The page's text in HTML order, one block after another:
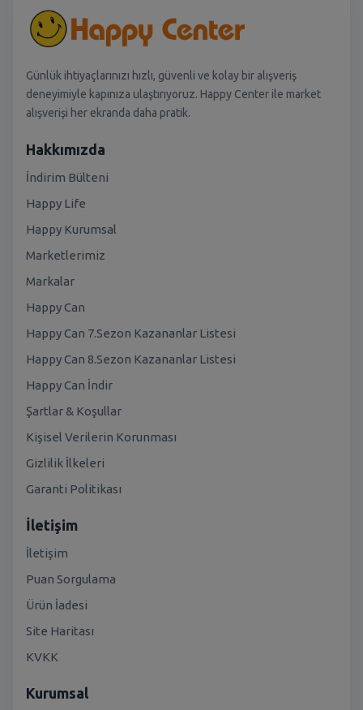
Günlük ihtiyaçlarınızı hızlı, güvenli ve kolay bir alışveriş
deneyimiyle kapınıza ulaştırıyoruz. Happy Center ile market
alışverişi her ekranda daha pratik.
Hakkımızda
İndirim Bülteni
Happy Life
Happy Kurumsal
Marketlerimiz
Markalar
Happy Can
Happy Can 7.Sezon Kazananlar Listesi
Happy Can 8.Sezon Kazananlar Listesi
Happy Can İndir
Şartlar & Koşullar
Kişisel Verilerin Korunması
Gizlilik İlkeleri
Garanti Politikası
İletişim
İletişim
Puan Sorgulama
Ürün İadesi
Site Haritası
KVKK
Kurumsal